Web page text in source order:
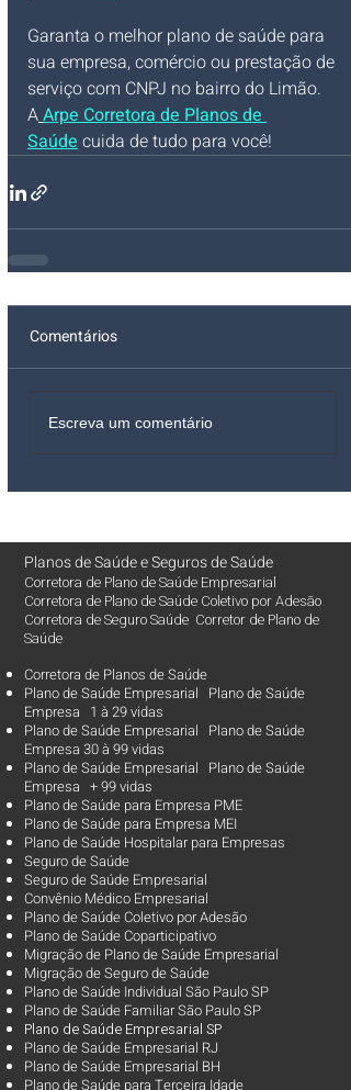
Garanta o melhor plano de saúde para
sua empresa, comércio ou prestação de
serviço com CNPJ no bairro do Limão.
AArpe Corretora de Planos de
Saúde cuida de tudo para você!
Comentários
Escreva um comentário
Planos de SaúdeeSeguros de Saúde
Corretora de Plano de Saúde Empresarial
Corretora de Plano de Saúde Coletivo por Adesão
Corretora de Seguro Saúde Corretor de Plano de
Saúde
Corretora de Planos de Saúde
Plano de Saúde Empresarial Plano de Saúde
Empresa 1 à 29 vidas
Plano de Saúde Empresarial Plano de Saúde
Empresa 30 à 99 vidas ​
Plano de Saúde Empresarial Plano de Saúde
Empresa + 99 vidas
Plano de Saúde para Empresa PME
Plano de Saúde para Empresa MEI
Plano de Saúde Hospitalar para Empresas
Seguro de Saúde
Seguro de Saúde Empresarial
Convênio Médico Empresarial
Plano de Saúde Coletivo por Adesão
Plano de Saúde Coparticipativo
Migração de Plano de Saúde Empresarial
Migração de Seguro de Saúde
Plano de Saúde Individual São Paulo SP
Plano de Saúde Familiar São Paulo SP
Plano de Saúde Empresarial SP
Plano de Saúde Empresarial RJ
Plano de Saúde Empresarial BH
Plano de Saúde para Terceira Idade